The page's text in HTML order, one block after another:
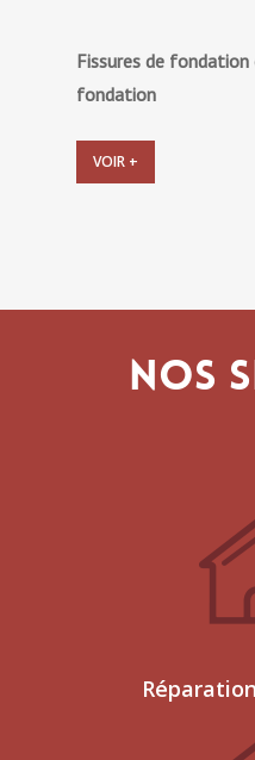
Fissures de
fondation
VOIR +
NOS